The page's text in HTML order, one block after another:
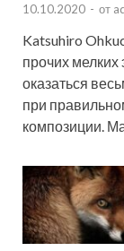
10.10.2020 - от
Katsuhiro
прочих
оказаться
при
композиции.